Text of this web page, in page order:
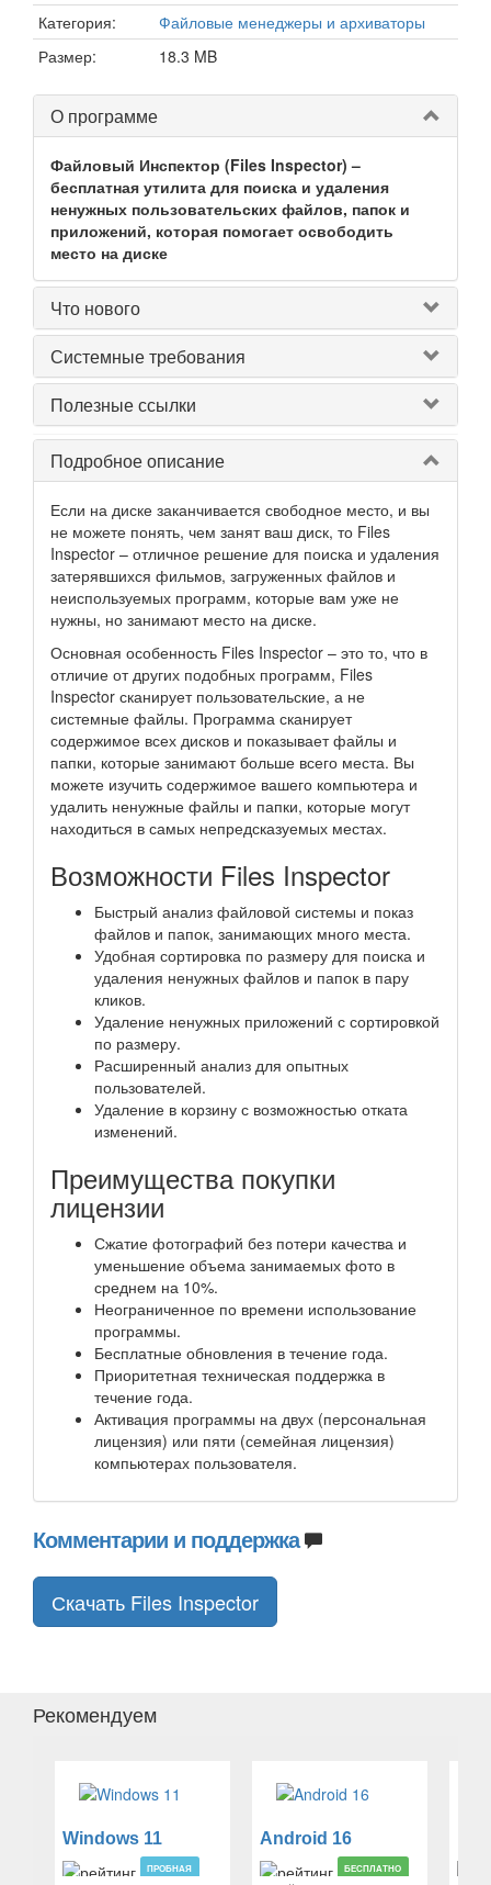
Категория:
Файловые менеджеры и архиваторы
Размер:
18.3 MB
О программе
Файловый Инспектор (Files Inspector) –
бесплатная утилита для поиска и удаления
ненужных пользовательских файлов, папок и
приложений, которая помогает освободить
место на диске
Что нового
Системные требования
Полезные ссылки
Подробное описание
Если на диске заканчивается свободное место, и вы
не можете понять, чем занят ваш диск, то Files
Inspector – отличное решение для поиска и удаления
затерявшихся фильмов, загруженных файлов и
неиспользуемых программ, которые вам уже не
нужны, но занимают место на диске.
Основная особенность Files Inspector – это то, что в
отличие от других подобных программ, Files
Inspector сканирует пользовательские, а не
системные файлы. Программа сканирует
содержимое всех дисков и показывает файлы и
папки, которые занимают больше всего места. Вы
можете изучить содержимое вашего компьютера и
удалить ненужные файлы и папки, которые могут
находиться в самых непредсказуемых местах.
Возможности Files Inspector
Быстрый анализ файловой системы и показ
файлов и папок, занимающих много места.
Удобная сортировка по размеру для поиска и
удаления ненужных файлов и папок в пару
кликов.
Удаление ненужных приложений с сортировкой
по размеру.
Расширенный анализ для опытных
пользователей.
Удаление в корзину с возможностью отката
изменений.
Преимущества покупки
лицензии
Сжатие фотографий без потери качества и
уменьшение объема занимаемых фото в
среднем на 10%.
Неограниченное по времени использование
программы.
Бесплатные обновления в течение года.
Приоритетная техническая поддержка в
течение года.
Активация программы на двух (персональная
лицензия) или пяти (семейная лицензия)
компьютерах пользователя.
Комментарии и поддержка
Скачать Files Inspector
Рекомендуем
Windows 11
ПРОБНАЯ
Android 16
БЕСПЛАТНО